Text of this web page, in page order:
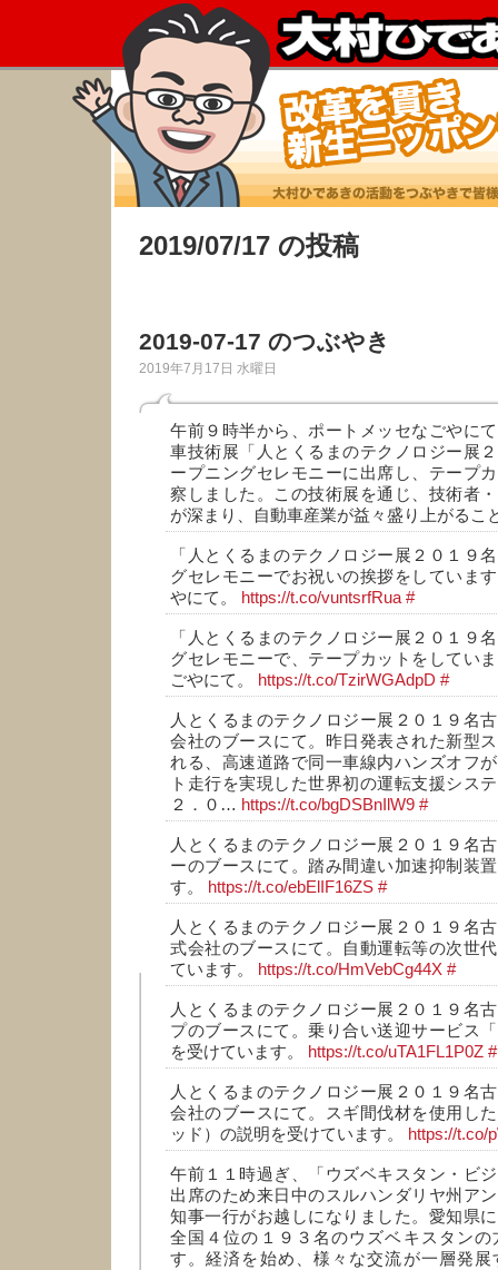
2019/07/17 の投稿
2019-07-17 のつぶやき
2019年7月17日 水曜日
午前９時半から、ポートメッセなごやに
車技術展「人とくるまのテクノロジー展
ープニングセレモニーに出席し、テープ
察しました。この技術展を通じ、技術者
が深まり、自動車産業が益々盛り上がるこ
「人とくるまのテクノロジー展２０１９
グセレモニーでお祝いの挨拶をしていま
やにて。
https://t.co/vuntsrfRua #
「人とくるまのテクノロジー展２０１９
グセレモニーで、テープカットをしてい
ごやにて。
https://t.co/TzirWGAdpD #
人とくるまのテクノロジー展２０１９名
会社のブースにて。昨日発表された新型
れる、高速道路で同一車線内ハンズオフ
ト走行を実現した世界初の運転支援シス
２．０… https://t.co/bgDSBnIlW9 #
人とくるまのテクノロジー展２０１９名
ーのブースにて。踏み間違い加速抑制装
す。
https://t.co/ebElIF16ZS #
人とくるまのテクノロジー展２０１９名
式会社のブースにて。自動運転等の次世
ています。
https://t.co/HmVebCg44X #
人とくるまのテクノロジー展２０１９名
プのブースにて。乗り合い送迎サービス
を受けています。
https://t.co/uTA1FL1P0Z #
人とくるまのテクノロジー展２０１９名
会社のブースにて。スギ間伐材を使用し
ッド）の説明を受けています。
https://t.co/
午前１１時過ぎ、「ウズベキスタン・ビ
出席のため来日中のスルハンダリヤ州ア
知事一行がお越しになりました。愛知県
全国４位の１９３名のウズベキスタン
す。経済を始め、様々な交流が一層発